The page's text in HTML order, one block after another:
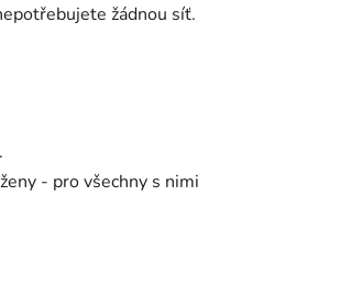
žádnou síť.
- pro všechny s nimi